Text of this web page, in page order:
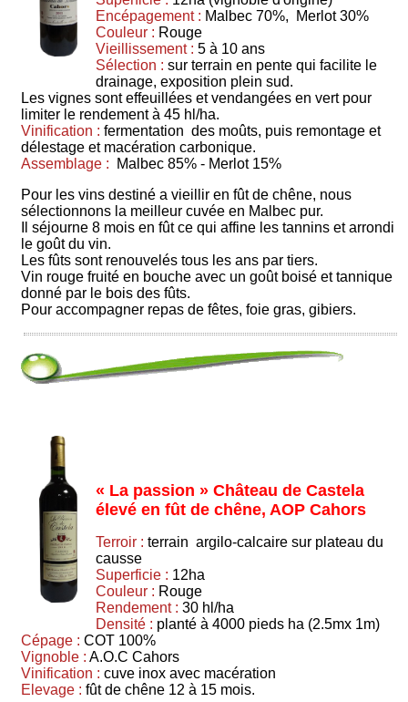
Encépagement : Malbec 70%, Merlot 30%
Couleur : Rouge
Vieillissement : 5 à 10 ans
Sélection : sur terrain en pente qui facilite le
drainage, exposition plein sud.
Les vignes sont effeuillées et vendangées en vert pour
limiter le rendement à 45 hl/ha.
Vinification : fermentation des moûts, puis remontage et
délestage et macération carbonique.
Assemblage :
Malbec 85% - Merlot 15%
Pour les vins destiné a vieillir en fût de chêne, nous
sélectionnons la meilleur cuvée en Malbec pur.
Il séjourne 8 mois en fût ce qui affine les tannins et arrondi
le goût du vin.
Les fûts sont renouvelés tous les ans par tiers.
Vin rouge fruité en bouche avec un goût boisé et tannique
donné par le bois des fûts.
Pour accompagner repas de fêtes, foie gras, gibiers.
« La passion » Château de Castela
élevé en fût de chêne, AOP Cahors
Terroir : terrain argilo-calcaire sur plateau du
causse
Superficie : 12ha
Couleur : Rouge
Rendement : 30 hl/ha
Densité : planté à 4000 pieds ha (2.5mx 1m)
Cépage : COT 100%
Vignoble : A.O.C Cahors
Vinification : cuve inox avec macération
Elevage : fût de chêne 12 à 15 mois.